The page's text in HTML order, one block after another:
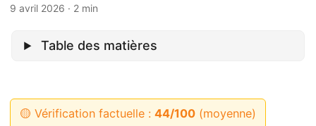
9 avril 2026 · 2 min
Table des matières
🟡 Vérification factuelle : 44/100(moyenne)